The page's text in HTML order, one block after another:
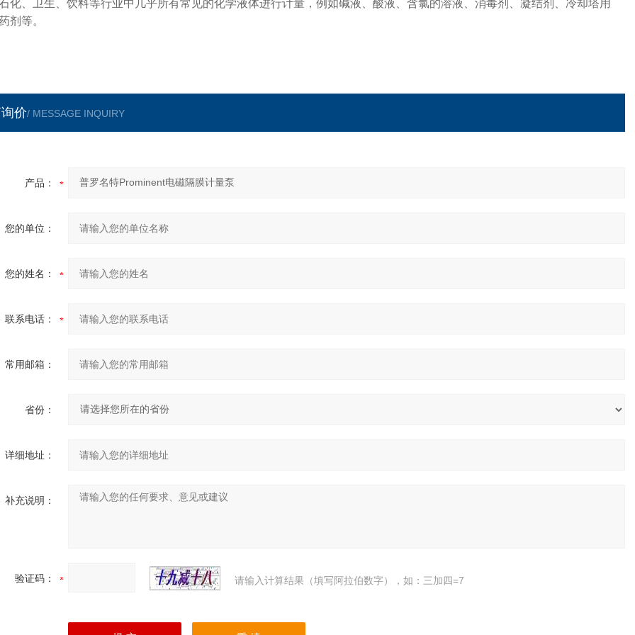
化、卫生、饮料等行业中几乎所有常见的化学液体进行计量，例如碱液、酸液、含氯的溶液、消毒剂、凝结剂、冷却塔用
剂等。
价/ MESSAGE INQUIRY
产品：
您的单位：
您的姓名：
联系电话：
常用邮箱：
省份：
详细地址：
补充说明：
验证码： 请输入计算结果（填写阿拉伯数字），如：三加四=7